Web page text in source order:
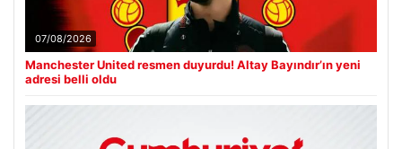
07/08/2026
Manchester United resmen duyurdu! Altay Bayındır’ın yeni
adresi belli oldu